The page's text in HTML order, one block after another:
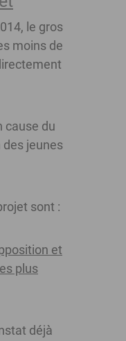
le gros
moins de
cause du
jeunes
sont :
et
plus
déjà